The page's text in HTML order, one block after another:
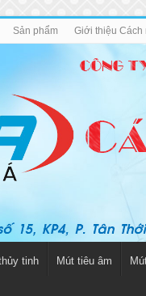
Sản phẩm Giới thiệu Cách
tinh Mút tiêu âm